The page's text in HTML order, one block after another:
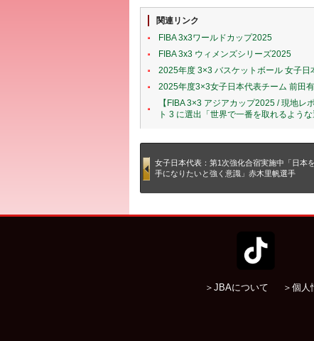
関連リンク
FIBA 3x3ワールドカップ2025
FIBA 3x3 ウィメンズシリーズ2025
2025年度 3×3 バスケットボール 女子日
2025年度3×3女子日本代表チーム 前田
【FIBA 3×3 アジアカップ2025 / 現地
ト 3 に選出「世界で一番を取れるよう
女子日本代表：第1次強化合宿実施中「日本
手になりたいと強く意識」赤木里帆選手
＞JBAについて ＞個人